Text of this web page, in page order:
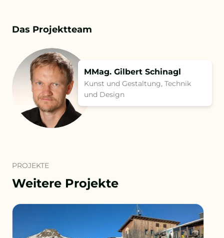
Das Projektteam
MMag. Gilbert Schinagl
Kunst und Gestaltung, Technik
und Design
PROJEKTE
Weitere Projekte